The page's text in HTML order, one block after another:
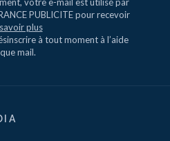
PUBLICITE pour recevoir
plus
à tout moment à l’aide
mail.